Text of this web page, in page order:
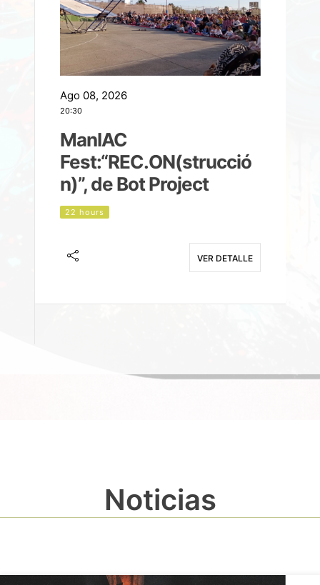
Ago 08, 2026
20:30
ManIAC
Fest:“REC.ON(strucció
n)”, de Bot Project
22 hours
VER DETALLE
Noticias